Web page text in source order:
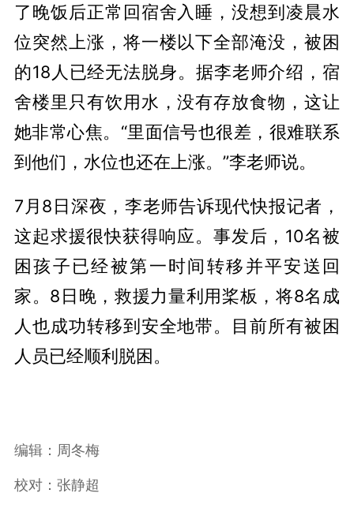
了晚饭后正常回宿舍入睡，没想到凌晨水
位突然上涨，将一楼以下全部淹没，被困
的18人已经无法脱身。据李老师介绍，宿
舍楼里只有饮用水，没有存放食物，这让
她非常心焦。“里面信号也很差，很难联系
到他们，水位也还在上涨。”李老师说。
7月8日深夜，李老师告诉现代快报记者，
这起求援很快获得响应。事发后，10名被
困孩子已经被第一时间转移并平安送回
家。8日晚，救援力量利用桨板，将8名成
人也成功转移到安全地带。目前所有被困
人员已经顺利脱困。
编辑：周冬梅
校对：张静超